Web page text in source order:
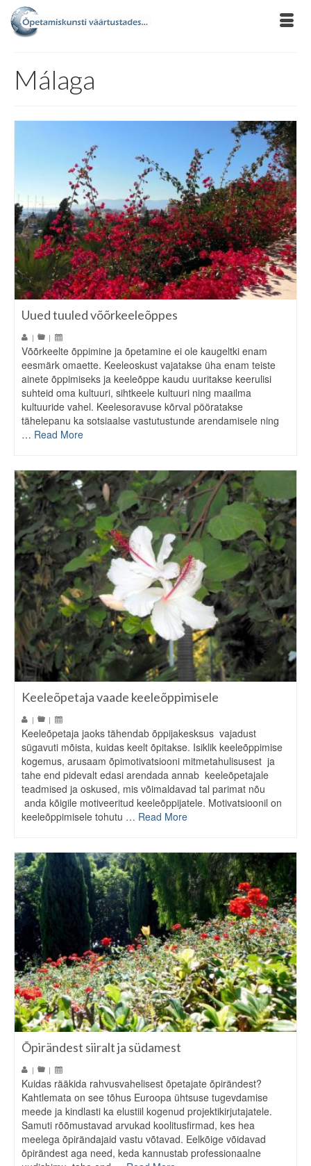
Málaga
Uued tuuled võõrkeeleõppes
| |
Võõrkeelte õppimine ja õpetamine ei ole kaugeltki enam
eesmärk omaette. Keeleoskust vajatakse üha enam teiste
ainete õppimiseks ja keeleõppe kaudu uuritakse keerulisi
suhteid oma kultuuri, sihtkeele kultuuri ning maailma
kultuuride vahel. Keelesoravuse kõrval pööratakse
tähelepanu ka sotsiaalse vastutustunde arendamisele ning
… Read More
Keeleõpetaja vaade keeleõppimisele
| |
Keeleõpetaja jaoks tähendab õppijakesksus vajadust
sügavuti mõista, kuidas keelt õpitakse. Isiklik keeleõppimise
kogemus, arusaam õpimotivatsiooni mitmetahulisusest ja
tahe end pidevalt edasi arendada annab keeleõpetajale
teadmised ja oskused, mis võimaldavad tal parimat nõu
anda kõigile motiveeritud keeleõppijatele. Motivatsioonil on
keeleõppimisele tohutu … Read More
Õpirändest siiralt ja südamest
| |
Kuidas rääkida rahvusvahelisest õpetajate õpirändest?
Kahtlemata on see tõhus Euroopa ühtsuse tugevdamise
meede ja kindlasti ka elustiil kogenud projektikirjutajatele.
Samuti rõõmustavad arvukad koolitusfirmad, kes hea
meelega õpirändajaid vastu võtavad. Eelkõige võidavad
õpirändest aga need, keda kannustab professionaalne